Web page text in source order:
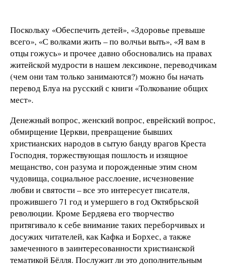
Поскольку «Обеспечить детей», «Здоровье превыше
всего», «С волками жить – по волчьи выть», «Я вам в
отцы гожусь» и прочее давно обосновались на правах
житейской мудрости в нашем лексиконе, переводчикам
(чем они там только занимаются?) можно бы начать
перевод Блуа на русский с книги «Толкование общих
мест».
Денежный вопрос, женский вопрос, еврейский вопрос,
обмирщение Церкви, превращение бывших
христианских народов в сытую банду врагов Креста
Господня, торжествующая пошлость и изящное
мещанство, сон разума и порожденные этим сном
чудовища, социальное расслоение, исчезновение
любви и святости – все это интересует писателя,
прожившего 71 год и умершего в год Октябрьской
революции. Кроме Бердяева его творчество
притягивало к себе внимание таких переборчивых и
досужих читателей, как Кафка и Борхес, а также
замеченного в заинтересованности христианской
тематикой Бёлля. Послужит ли это дополнительным